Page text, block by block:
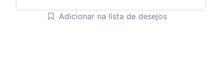
Adicionar na lista de desejos